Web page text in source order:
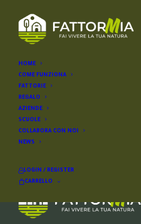
HOME
COME FUNZIONA
FATTORIE
REGALO
AZIENDE
SCUOLE
COLLABORA CON NOI
NEWS
LOGIN / REGISTER
CARRELLO